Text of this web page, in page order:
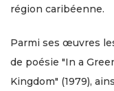
région caribéenne.
Parmi ses œuvres
de poésie "In a
Kingdom" (1979),